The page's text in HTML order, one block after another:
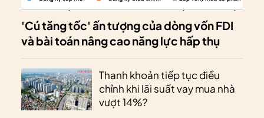
'Cú tăng tốc' ấn tượng của dòng vốn FDI
và bài toán nâng cao năng lực hấp thụ
Thanh khoản tiếp tục điều
chỉnh khi lãi suất vay mua nhà
vượt 14%?